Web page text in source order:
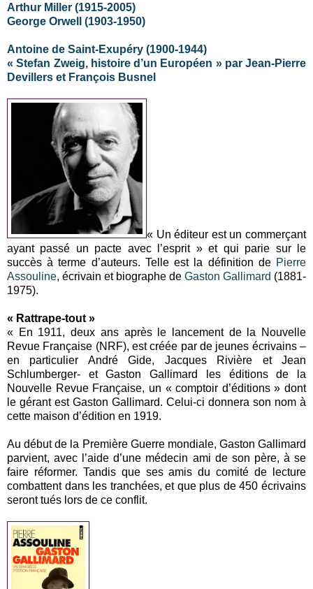
Arthur Miller (1915-2005)
George Orwell (1903-1950)
Antoine de Saint-Exupéry (1900-1944)
« Stefan Zweig, histoire d’un Européen » par Jean-Pierre
Devillers et François Busnel
« Un éditeur est un commerçant
ayant passé un pacte avec l’esprit » et qui parie sur le
succès à terme d’auteurs. Telle est la définition de Pierre
Assouline, écrivain et biographe de Gaston Gallimard (1881-
1975).
« Rattrape-tout »
« En 1911, deux ans après le lancement de la Nouvelle
Revue Française (NRF), est créée par de jeunes écrivains –
en particulier André Gide, Jacques Rivière et Jean
Schlumberger- et Gaston Gallimard les éditions de la
Nouvelle Revue Française, un « comptoir d’éditions » dont
le gérant est Gaston Gallimard. Celui-ci donnera son nom à
cette maison d’édition en 1919.
Au début de la Première Guerre mondiale, Gaston Gallimard
parvient, avec l’aide d’une médecin ami de son père, à se
faire réformer. Tandis que ses amis du comité de lecture
combattent dans les tranchées, et que plus de 450 écrivains
seront tués lors de ce conflit.